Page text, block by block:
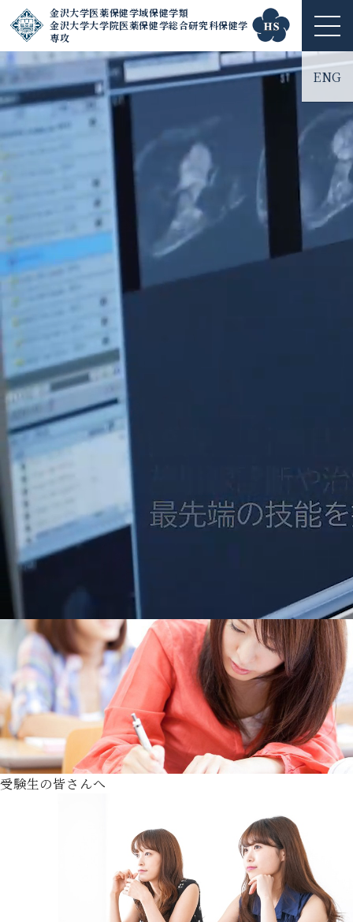
金沢大学医薬保健学域保健学類
金沢大学大学院医薬保健学総合研究科保健学
専攻
ME
NU
ENG
受験生の皆さんへ